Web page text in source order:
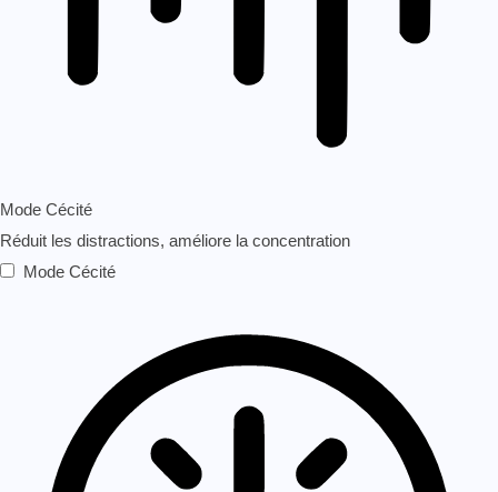
Mode Cécité
Réduit les distractions, améliore la concentration
Mode Cécité